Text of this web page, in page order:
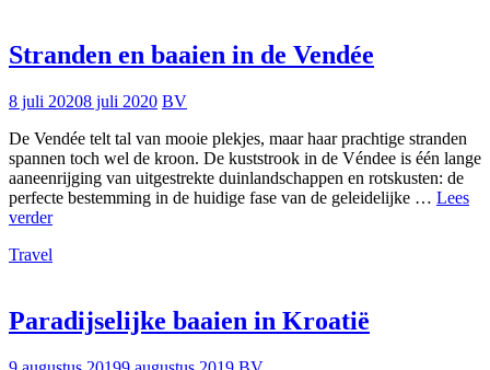
Stranden en baaien in de Vendée
8 juli 20208 juli 2020 BV
De Vendée telt tal van mooie plekjes, maar haar prachtige stranden
spannen toch wel de kroon. De kuststrook in de Véndee is één lange
aaneenrijging van uitgestrekte duinlandschappen en rotskusten: de
perfecte bestemming in de huidige fase van de geleidelijke … Lees
verderStranden
baaien
Vendée
Travel
Paradijselijke baaien in Kroatië